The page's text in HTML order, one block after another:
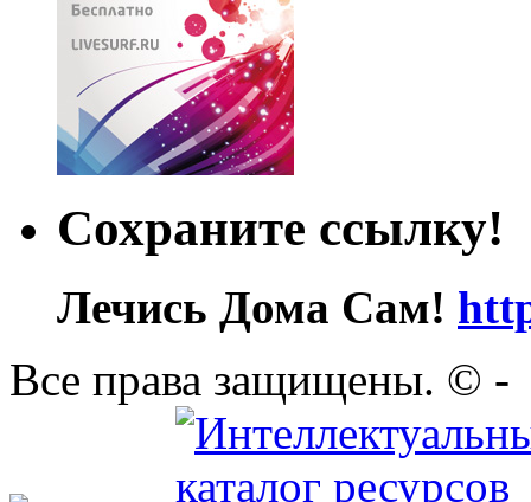
Сохраните ссылку!
Лечись Дома Сам!
Все права защищены. © -